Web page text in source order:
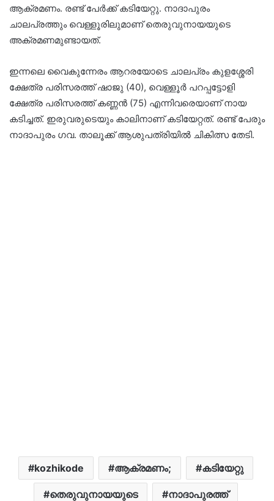
ആക്രമണം. രണ്ട് പേർക്ക് കടിയേറ്റു. നാദാപുരം
ചാലപ്രത്തും വെള്ളൂരിലുമാണ് തെരുവുനായയുടെ
അക്രമണമുണ്ടായത്.
ഇന്നലെ വൈകുന്നേരം ആറരയോടെ ചാലപ്രം കുളശ്ശേരി
ക്ഷേത്ര പരിസരത്ത് ഷാജു (40), വെള്ളൂർ പറപ്പട്ടോളി
ക്ഷേത്ര പരിസരത്ത് കണ്ണൻ (75) എന്നിവരെയാണ് നായ
കടിച്ചത്. ഇരുവരുടെയും കാലിനാണ് കടിയേറ്റത്. രണ്ട് പേരും
നാദാപുരം ഗവ. താലൂക്ക് ആശുപത്രിയിൽ ചികിത്സ തേടി.
kozhikode ആക്രമണം; കടിയേറ്റു
തെരുവുനായയുടെ നാദാപുരത്ത്